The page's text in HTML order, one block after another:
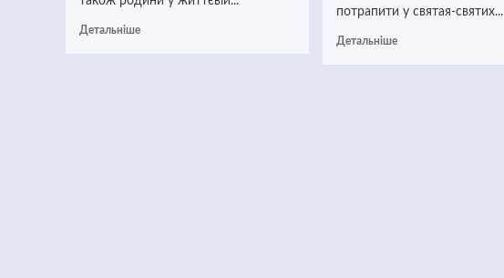
Детальніше
потрапити у святая-святих...
Детальніше